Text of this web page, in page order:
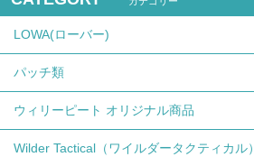
LOWA(ローバー)
パッチ類
ウィリーピート オリジナル商品
Wilder Tactical（ワイルダータクティカル）